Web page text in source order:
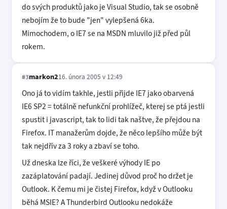
do svých produktů jako je Visual Studio, tak se osobně
nebojím že to bude "jen" vylepšená 6ka.
Mimochodem, o IE7 se na MSDN mluvilo již před půl
rokem.
#3markon216. února 2005 v 12:49
Ono já to vidím takhle, jestli přijde IE7 jako obarvená
IE6 SP2 = totálně nefunkční prohlížeč, kterej se ptá jestli
spustit i javascript, tak to lidi tak naštve, že přejdou na
Firefox. IT manažerům dojde, že něco lepšího může být
tak nejdřív za 3 roky a zbaví se toho.
Už dneska lze říci, že veškeré výhody IE po
zazáplatování padají. Jedinej důvod proč ho držet je
Outlook. K čemu mi je čistej Firefox, když v Outlooku
běhá MSIE? A Thunderbird Outlooku nedokáže